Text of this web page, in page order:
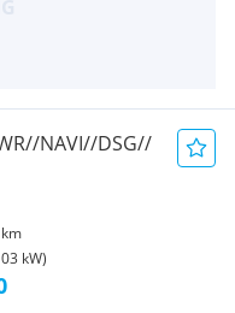
NAVI//DSG//
km
kW)